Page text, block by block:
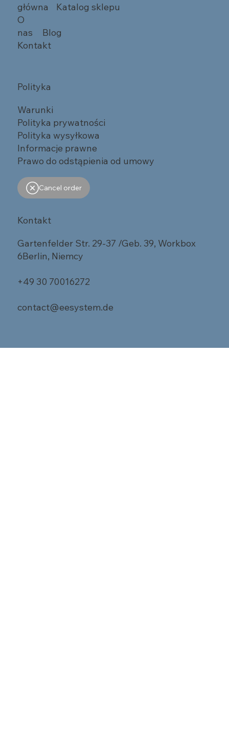
główna
Katalog sklepu
O
nas
Blog
Kontakt
Polityka
Warunki
Polityka prywatności
Polityka wysyłkowa
Informacje prawne
Prawo do odstąpienia od umowy
Cancel order
Kontakt
Gartenfelder Str. 29-37 /Geb. 39, Workbox
6Berlin, Niemcy
+49 30 70016272
contact@eesystem.de